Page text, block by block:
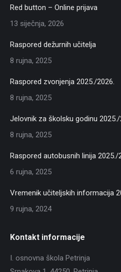
Red button – Online prijava
13 siječnja, 2026
Raspored dežurnih učitelja
8 rujna, 2025
Raspored zvonjenja 2025./2026.
8 rujna, 2025
Jelovnik za školsku godinu 2025./
8 rujna, 2025
Raspored autobusnih linija 2025./
6 rujna, 2025
Vremenik učiteljskih informacija
9 rujna, 2024
Kontakt informacije
I. osnovna škola Petrinja